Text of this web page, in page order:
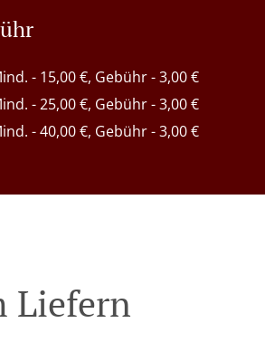
- 15,00 €, Gebühr - 3,00 €
- 25,00 €, Gebühr - 3,00 €
- 40,00 €, Gebühr - 3,00 €
Liefern